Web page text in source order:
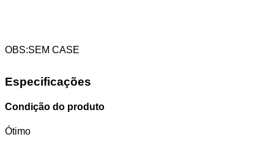
OBS:SEM CASE
Especificações
Condição do produto
Ótimo